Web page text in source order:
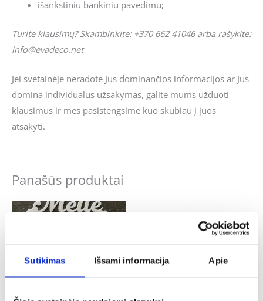
Sutikimas Išsami informacija Apie
išankstiniu bankiniu pavedimu;
Turite klausimų? Skambinkite: +370 662 41046 arba rašykite:
info@evadeco.net
Jei svetainėje neradote Jus dominančios informacijos ar Jus
domina individualus užsakymas, galite mums užduoti
klausimus ir mes pasistengsime kuo skubiau į juos
atsakyti.
Panašūs produktai